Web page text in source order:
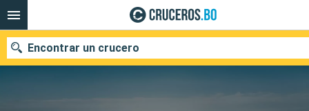
Encontrar un crucero